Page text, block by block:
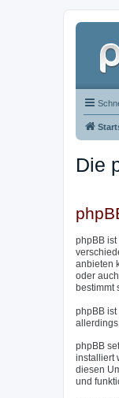
Die
phpBB
anbieten
oder
bestimmt
phpBB
phpBB
installiert
diesen
und